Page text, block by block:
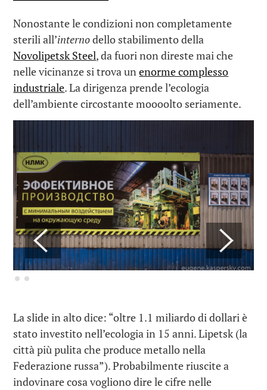
Nonostante le condizioni non completamente
sterili all’internodello stabilimento della
Novolipetsk Steel, da fuori non direste mai che
nelle vicinanze si trova unenorme complesso
industriale. La dirigenza prende l’ecologia
dell’ambiente circostante moooolto seriamente.
La slide in alto dice: “oltre 1.1 miliardo di dollari è
stato investito nell’ecologia in 15 anni. Lipetsk (la
città più pulita che produce metallo nella
Federazione russa”). Probabilmente riuscite a
indovinare cosa vogliono dire le cifre nelle